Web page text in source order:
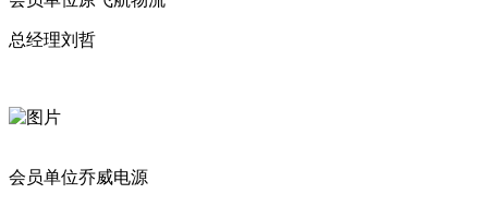
总经理刘哲
会员单位乔威电源